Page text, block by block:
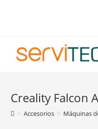
Creality Falcon
> Accesorios > Máquinas